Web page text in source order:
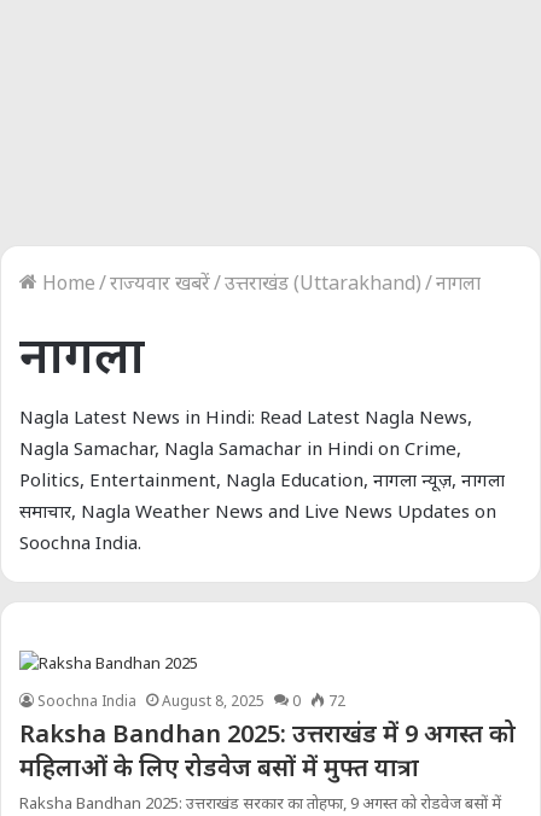
Home/राज्यवार खबरें/उत्तराखंड (Uttarakhand)/नागला
नागला
Nagla Latest News in Hindi: Read Latest Nagla News,
Nagla Samachar, Nagla Samachar in Hindi on Crime,
Politics, Entertainment, Nagla Education, नागला न्यूज़, नागला
समाचार, Nagla Weather News and Live News Updates on
Soochna India.
Soochna India August 8, 2025 0 72
Raksha Bandhan 2025: उत्तराखंड में 9 अगस्त को
महिलाओं के लिए रोडवेज बसों में मुफ्त यात्रा
Raksha Bandhan 2025: उत्तराखंड सरकार का तोहफा, 9 अगस्त को रोडवेज बसों में